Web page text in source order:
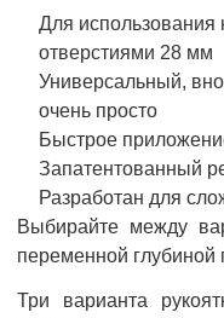
Для использования
отверстиями 28 мм
Универсальный,
очень просто
Быстрое
Запатентованный
Разработан для
Выбирайте между
переменной глубиной
Три варианта